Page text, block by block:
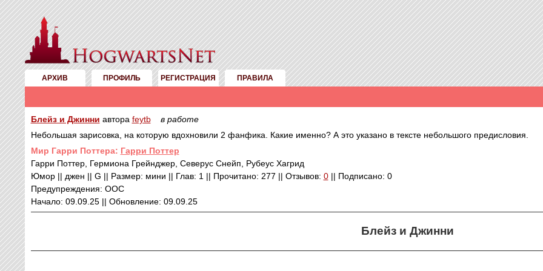
АРХИВ ПРОФИЛЬ РЕГИСТРАЦИЯ ПРАВИЛА
Блейз и Джинни автора feytb
в работе
Небольшая зарисовка, на которую вдохновили 2 фанфика. Какие именно? А это указано в тексте небольшого предисловия.
Mир Гарри Поттера: Гарри Поттер
Гарри Поттер, Гермиона Грейнджер, Северус Снейп, Рубеус Хагрид
Юмор || джен || G || Размер: мини || Глав: 1 || Прочитано: 277 || Отзывов: 0|| Подписано: 0
Предупреждения: ООС
Начало: 09.09.25 || Обновление: 09.09.25
Блейз и Джинни